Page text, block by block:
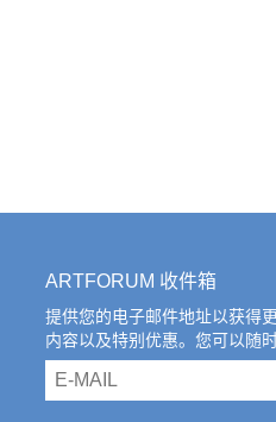
ARTFORUM 收件箱
提供您的电子邮件地址以获得
内容以及特别优惠。您可以随
email